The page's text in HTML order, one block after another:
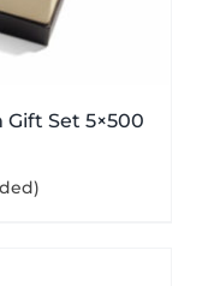
Gift Set 5×500